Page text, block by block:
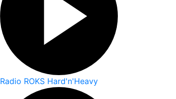
Radio ROKS Hard'n'Heavy